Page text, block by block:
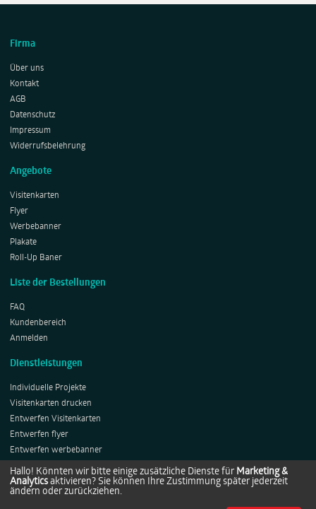
Firma
Über uns
Kontakt
AGB
Datenschutz
Impressum
Widerrufsbelehrung
Angebote
Visitenkarten
Flyer
Werbebanner
Plakate
Roll-Up Baner
Liste der Bestellungen
FAQ
Kundenbereich
Anmelden
Dienstleistungen
Individuelle Projekte
Visitenkarten drucken
Entwerfen Visitenkarten
Entwerfen flyer
Entwerfen werbebanner
Entwerfen Plakates
Entwerfen Roll-ups
Hallo! Könnten wir bitte einige zusätzliche Dienste für Marketing &
Analytics aktivieren? Sie können Ihre Zustimmung später jederzeit
ändern oder zurückziehen.